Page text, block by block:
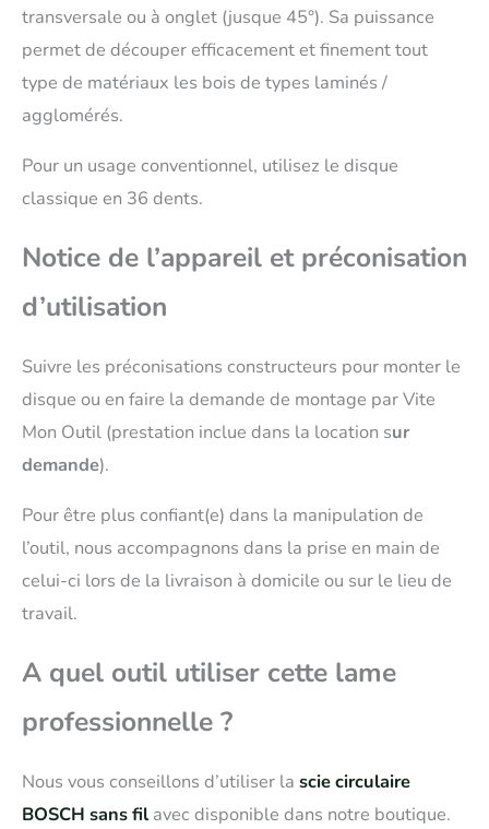
transversale ou à onglet (jusque 45°). Sa puissance
permet de découper efficacement et finement tout
type de matériaux les bois de types laminés /
agglomérés.
Pour un usage conventionnel, utilisez le disque
classique en 36 dents.
Notice de l’appareil et préconisation
d’utilisation
Suivre les préconisations constructeurs pour monter le
disque ou en faire la demande de montage par Vite
Mon Outil (prestation inclue dans la location sur
demande).
Pour être plus confiant(e) dans la manipulation de
l’outil, nous accompagnons dans la prise en main de
celui-ci lors de la livraison à domicile ou sur le lieu de
travail.
A quel outil utiliser cette lame
professionnelle ?
Nous vous conseillons d’utiliser la scie circulaire
BOSCH sans filavec disponible dans notre boutique.